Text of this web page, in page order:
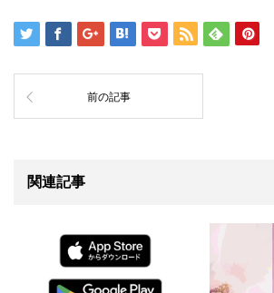
前の記事
関連記事